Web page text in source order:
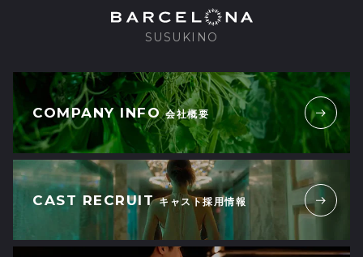
SUSUKINO
COMPANY INFO 会社概要
CAST RECRUIT キャスト採用情報